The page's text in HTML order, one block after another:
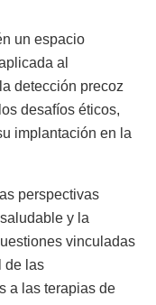
un espacio
al
detección precoz
desafíos éticos,
implantación en la
perspectivas
y la
vinculadas
de las
a las terapias de